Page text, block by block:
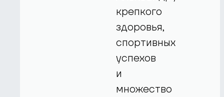
крепкого
здоровья,
спортивных
успехов
и
множество